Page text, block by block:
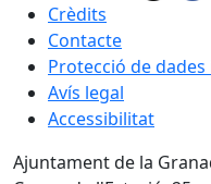
Crèdits
Contacte
Protecció de
Avís legal
Accessibilitat
Ajuntament de la